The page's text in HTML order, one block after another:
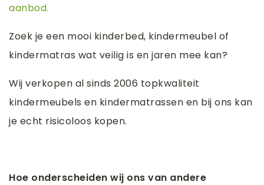
aanbod.
Zoek je een mooi kinderbed, kindermeubel of
kindermatras wat veilig is en jaren mee kan?
Wij verkopen al sinds 2006 topkwaliteit
kindermeubels en kindermatrassen en bij ons kan
je echt risicoloos kopen.
Hoe onderscheiden wij ons van andere